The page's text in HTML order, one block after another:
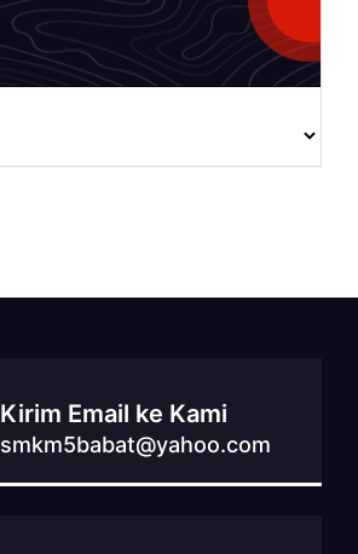
Kirim Email ke Kami
smkm5babat@yahoo.com